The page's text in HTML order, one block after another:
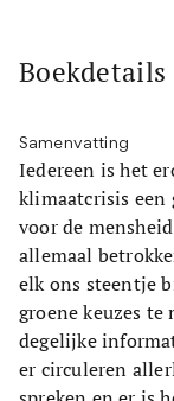
Boekdetails
Samenvatting
Iedereen is het
klimaatcrisis een
voor de
allemaal
elk ons steentje
groene keuzes te
degelijke
er circuleren